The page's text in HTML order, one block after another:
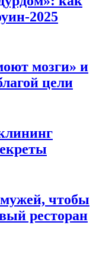
2025
мозги» и
цели
чтобы
ресторан